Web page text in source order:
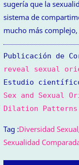
sugería que la
sistema de
mucho más
Publicación de
reveal sexual
Estudio
Sex and Sexual
Dilation Patterns
Tag :Diversidad Sexual
Sexualidad